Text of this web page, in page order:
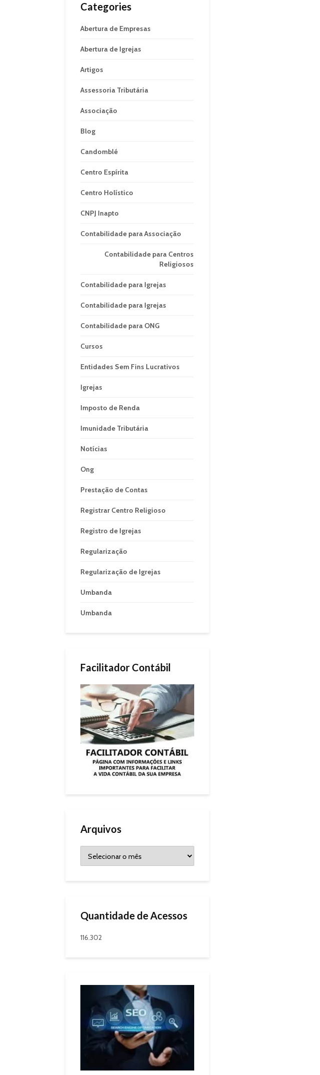
Categories
Abertura de Empresas
Abertura de Igrejas
Artigos
Assessoria Tributária
Associação
Blog
Candomblé
Centro Espírita
Centro Holístico
CNPJ Inapto
Contabilidade para Associação
Contabilidade para Centros
Religiosos
Contabilidade para Igrejas
Contabilidade para Igrejas
Contabilidade para ONG
Cursos
Entidades Sem Fins Lucrativos
Igrejas
Imposto de Renda
Imunidade Tributária
Notícias
Ong
Prestação de Contas
Registrar Centro Religioso
Registro de Igrejas
Regularização
Regularização de Igrejas
Umbanda
Umbanda
Facilitador Contábil
Arquivos
Quantidade de Acessos
116.302